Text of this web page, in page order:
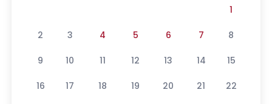
1
2 3 4 5 6 7 8
9 10 11 12 13 14 15
16 17 18 19 20 21 22